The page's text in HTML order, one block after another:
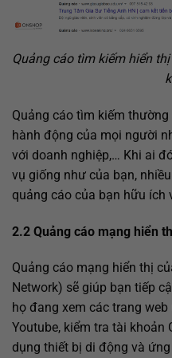
Quảng cáo tìm kiếm hiển
Quảng cáo tìm kiếm
hành động của mọi người
với doanh nghiệp,… Khi ai
vụ giống như của bạn,
quảng cáo của bạn hữu ích
2.2 Quảng cáo mạng hiển
Quảng cáo mạng hiển thị
Network) sẽ giúp bạn tiếp
họ đang xem các trang
Youtube, kiểm tra tài
dụng thiết bị di động và